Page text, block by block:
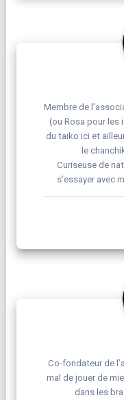
Membre de
(ou Rosa pour les
du taiko ici et
le
Curiseuse de
s’essayer avec
Co-fondateur de
mal de jouer de
dans les